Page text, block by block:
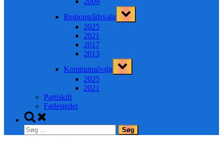
Regionsrådsvalg
Toggle
sub-
2025
2021
2017
2013
Kommunalvalg
Toggle
sub-
2025
2021
Partiskift
Fødesteder
Toggle
search
form
Søg
efter: